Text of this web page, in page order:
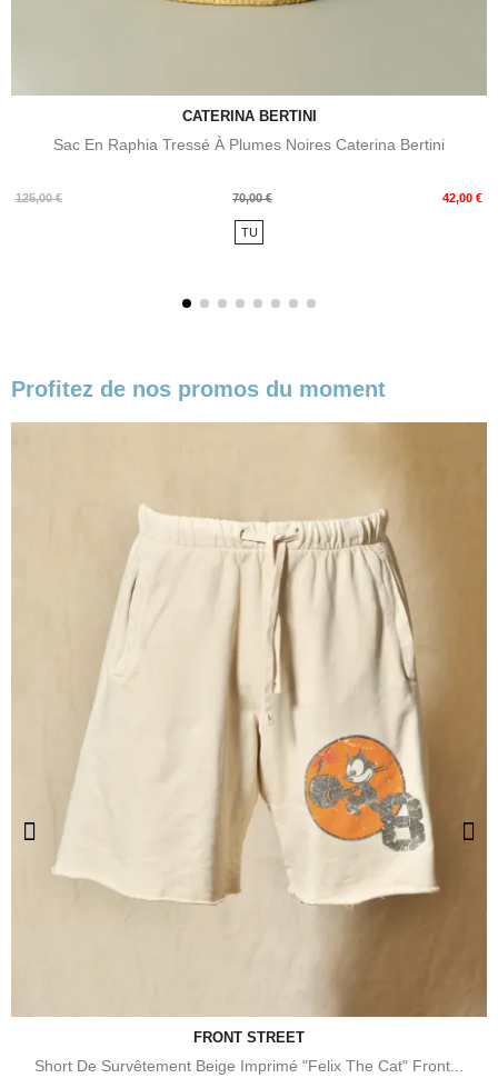
CATERINA BERTINI
Sac En Raphia Tressé À Plumes Noires Caterina Bertini
125,00 €
Prix
70,00 € 42,00 €
Prix
TU
Profitez de nos promos du moment
FRONT STREET
Short De Survêtement Beige Imprimé "Felix The Cat" Front...